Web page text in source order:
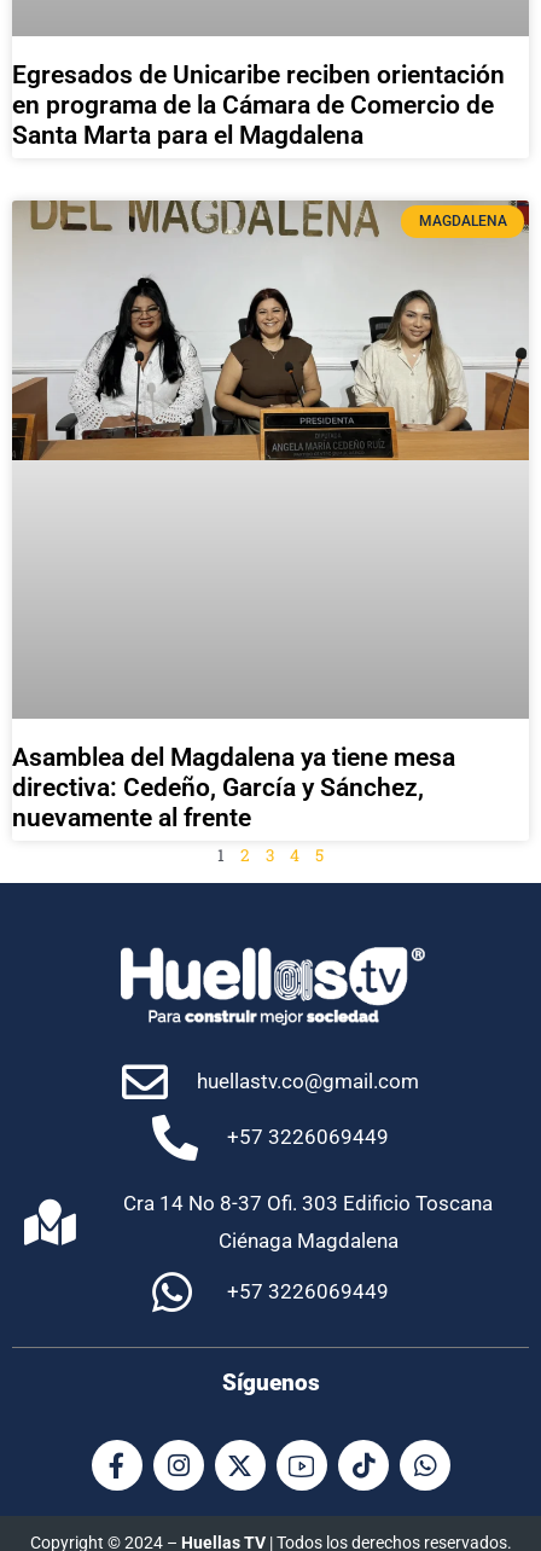
Egresados de Unicaribe reciben orientación
en programa de la Cámara de Comercio de
Santa Marta para el Magdalena
MAGDALENA
Asamblea del Magdalena ya tiene mesa
directiva: Cedeño, García y Sánchez,
nuevamente al frente
1 2 3 4 5
huellastv.co@gmail.com
+57 3226069449
Cra 14 No 8-37 Ofi. 303 Edificio Toscana
Ciénaga Magdalena
+57 3226069449
Síguenos
Copyright © 2024 – Huellas TV| Todos los derechos reservados.